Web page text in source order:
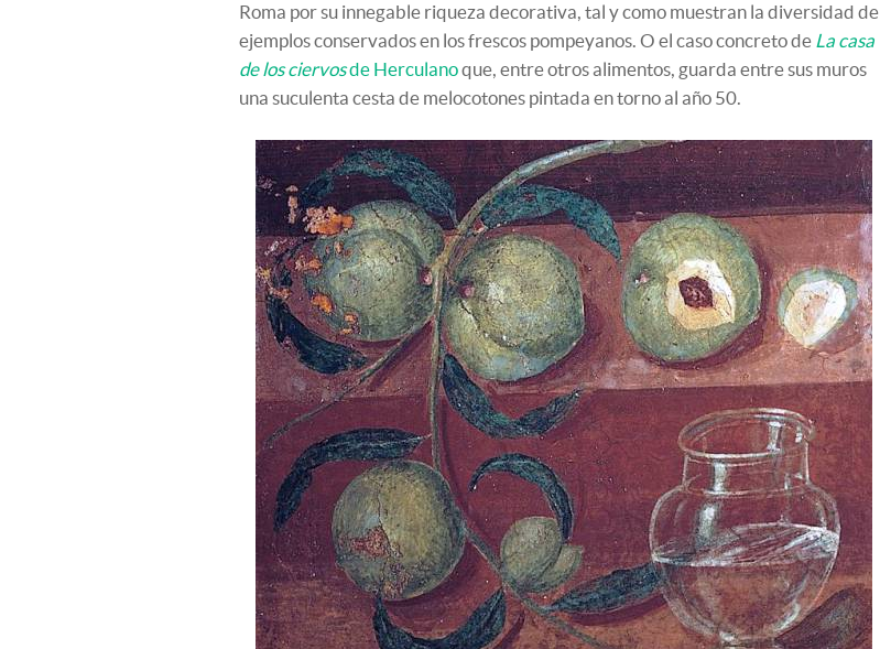
Roma por su innegable riqueza decorativa, tal y como muestran la diversidad de
ejemplos conservados en los frescos pompeyanos. O el caso concreto de La casa
de los ciervosde Herculanoque, entre otros alimentos, guarda entre sus muros
una suculenta cesta de melocotones pintada en torno al año 50.